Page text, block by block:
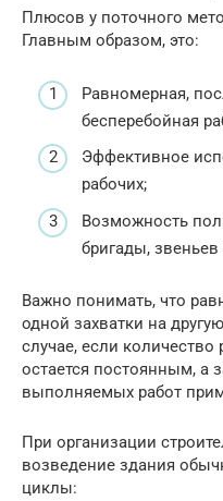
Плюсов у поточного
Главным образом, это:
Равномерная,
бесперебойная
Эффективное
рабочих;
Возможность
бригады,
Важно понимать, что
одной захватки на
случае, если количество
остается постоянным, а
выполняемых работ
При организации
возведение здания
циклы: